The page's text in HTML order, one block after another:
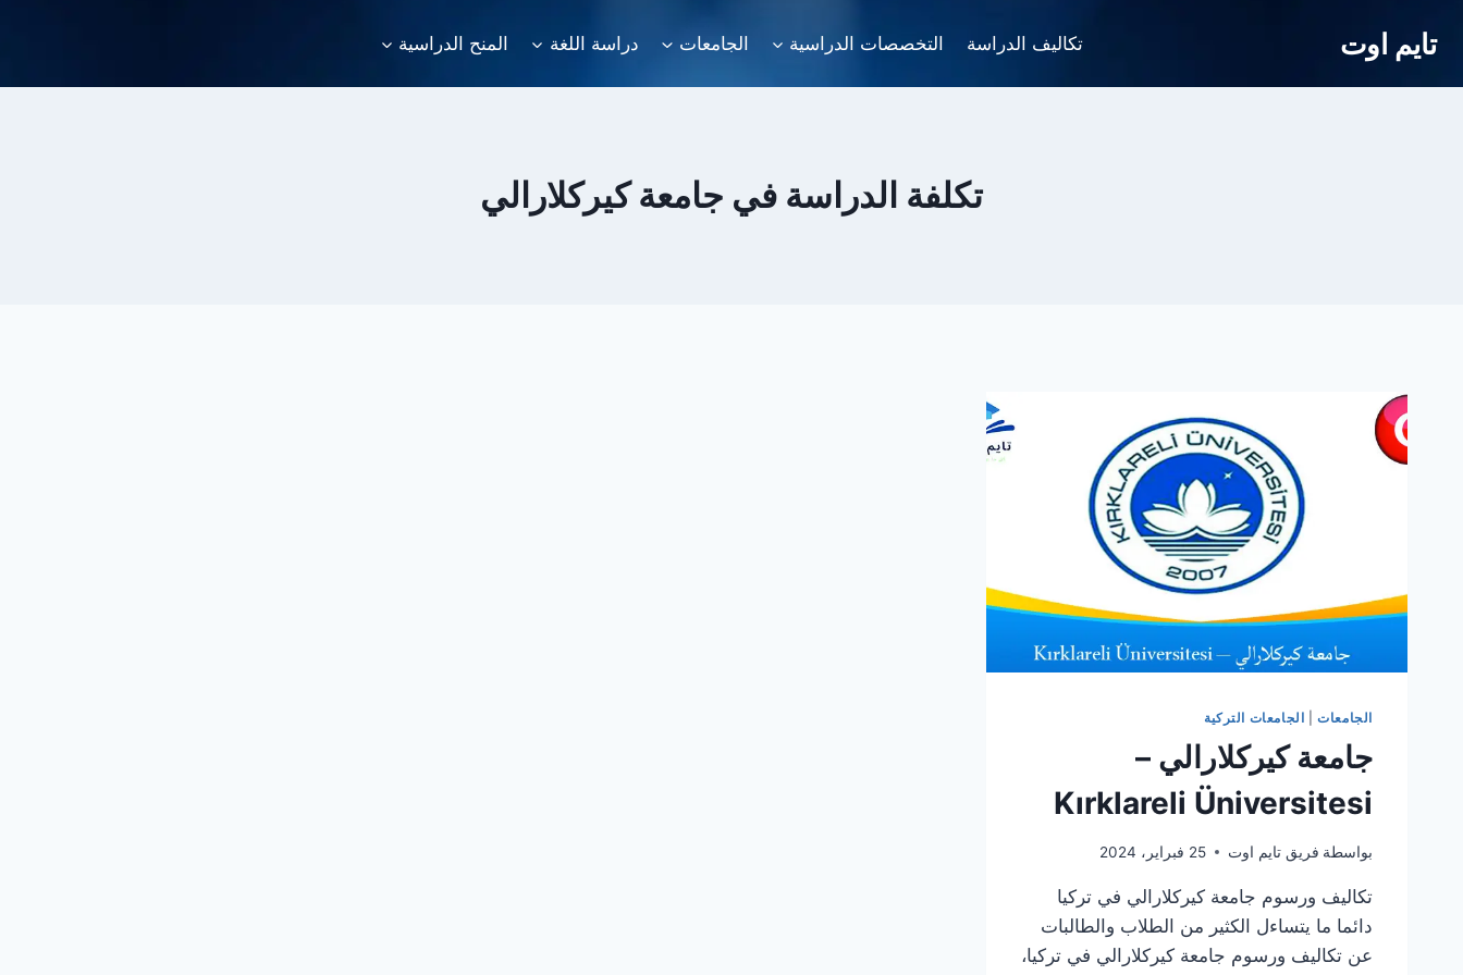
تايم اوت تكاليف الدراسة التخصصات الدراسية الجامعات دراسة اللغة المنح الدراسية
تكلفة الدراسة في جامعة كيركلارالي
الجامعات| الجامعات التركية
جامعة كيركلارالي –
Kırklareli Üniversitesi
بواسطة فريق تايم اوت 25 فبراير، 2024
تكاليف ورسوم جامعة كيركلارالي في تركيا
دائما ما يتساءل الكثير من الطلاب والطالبات
عن تكاليف ورسوم جامعة كيركلارالي في تركيا،